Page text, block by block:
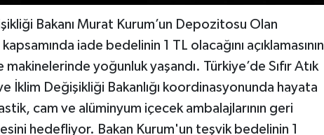
Bakanı Murat Kurum’un Depozitosu Olan
iade bedelinin 1 TL olacağını açıklamasının
makinelerinde yoğunluk yaşandı. Türkiye’de Sıfır Atık
İklim Değişikliği Bakanlığı koordinasyonunda hayata
cam ve alüminyum içecek ambalajlarının geri
hedefliyor. Bakan Kurum'un teşvik bedelinin 1